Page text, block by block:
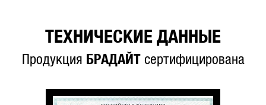
ТЕХНИЧЕСКИЕ ДАННЫЕ
Продукция БРАДАЙТсертифицирована